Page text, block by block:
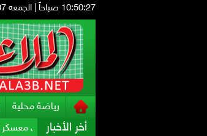
10:50:28 صباحاً الجمعه 07 آب 2026
رياضة محلية
أخر الأخبار
تحضيراته للمواجهة الآسيوية في معسكر أوزبكستان